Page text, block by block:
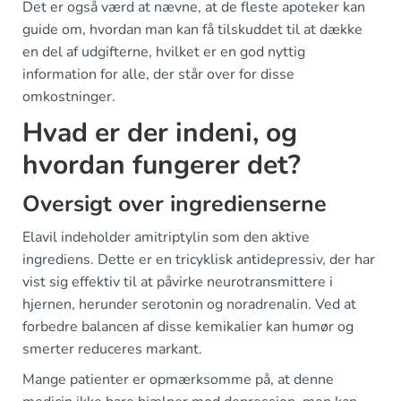
Det er også værd at nævne, at de fleste apoteker kan
guide om, hvordan man kan få tilskuddet til at dække
en del af udgifterne, hvilket er en god nyttig
information for alle, der står over for disse
omkostninger.
Hvad er der indeni, og
hvordan fungerer det?
Oversigt over ingredienserne
Elavil indeholder amitriptylin som den aktive
ingrediens. Dette er en tricyklisk antidepressiv, der har
vist sig effektiv til at påvirke neurotransmittere i
hjernen, herunder serotonin og noradrenalin. Ved at
forbedre balancen af disse kemikalier kan humør og
smerter reduceres markant.
Mange patienter er opmærksomme på, at denne